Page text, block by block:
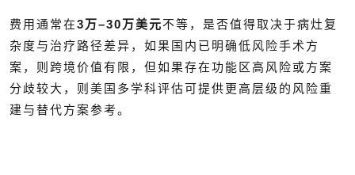
费用通常在3万–30万美元不等，是否值得取决于病灶复
杂度与治疗路径差异，如果国内已明确低风险手术方
案，则跨境价值有限，但如果存在功能区高风险或方案
分歧较大，则美国多学科评估可提供更高层级的风险重
建与替代方案参考。